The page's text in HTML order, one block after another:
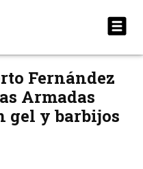
Fernández
Armadas
gel y barbijos